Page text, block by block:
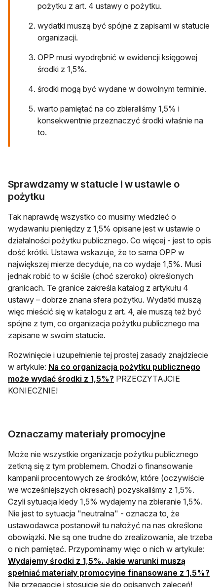
pożytku z art. 4 ustawy o pożytku.
wydatki muszą być spójne z zapisami w statucie
organizacji.
OPP musi wyodrębnić w ewidencji księgowej
środki z 1,5%.
środki mogą być wydane w dowolnym terminie.
warto pamiętać na co zbieraliśmy 1,5% i
konsekwentnie przeznaczyć środki właśnie na
to.
Sprawdzamy w statucie i w ustawie o
pożytku
Tak naprawdę wszystko co musimy wiedzieć o
wydawaniu pieniędzy z 1,5% opisane jest w ustawie o
działalności pożytku publicznego. Co więcej - jest to opis
dość krótki. Ustawa wskazuje, że to sama OPP w
największej mierze decyduje, na co wydaje 1,5%. Musi
jednak robić to w ściśle (choć szeroko) określonych
granicach. Te granice zakreśla katalog z artykułu 4
ustawy – dobrze znana sfera pożytku. Wydatki muszą
więc mieścić się w katalogu z art. 4, ale muszą też być
spójne z tym, co organizacja pożytku publicznego ma
zapisane w swoim statucie.
Rozwinięcie i uzupełnienie tej prostej zasady znajdziecie
w artykule: Na co organizacja pożytku publicznego
może wydać środki z 1,5%? PRZECZYTAJCIE
KONIECZNIE!
Oznaczamy materiały promocyjne
Może nie wszystkie organizacje pożytku publicznego
zetkną się z tym problemem. Chodzi o finansowanie
kampanii procentowych ze środków, które (oczywiście
we wcześniejszych okresach) pozyskaliśmy z 1,5%.
Czyli sytuacja kiedy 1,5% wydajemy na zbieranie 1,5%.
Nie jest to sytuacja "neutralna" - oznacza to, że
ustawodawca postanowił tu nałożyć na nas określone
obowiązki. Nie są one trudne do zrealizowania, ale trzeba
o nich pamiętać. Przypominamy więc o nich w artykule:
Wydajemy środki z 1,5%. Jakie warunki muszą
spełniać materiały promocyjne finansowane z 1,5%?
Nie przegapcie i stosujcie się do opisanych zaleceń!